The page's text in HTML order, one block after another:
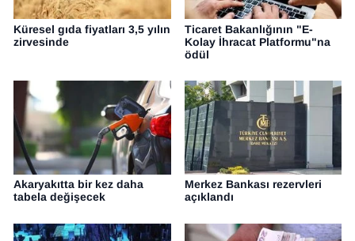
Küresel gıda fiyatları 3,5 yılın
zirvesinde
Ticaret Bakanlığının "E-
Kolay İhracat Platformu"na
ödül
Akaryakıtta bir kez daha
tabela değişecek
Merkez Bankası rezervleri
açıklandı